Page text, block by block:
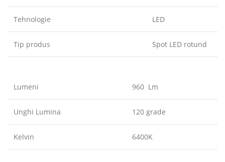
Tehnologie LED
Tip produs Spot LED rotund
Lumeni 960 Lm
Unghi Lumina 120 grade
Kelvin 6400K